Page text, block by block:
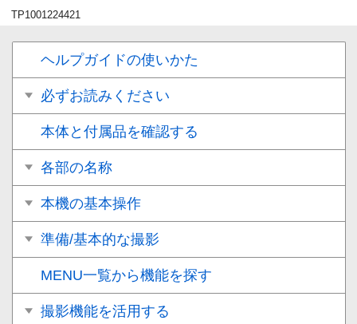
TP1001224421
ヘルプガイドの使いかた
必ずお読みください
本体と付属品を確認する
各部の名称
本機の基本操作
準備/基本的な撮影
MENU一覧から機能を探す
撮影機能を活用する